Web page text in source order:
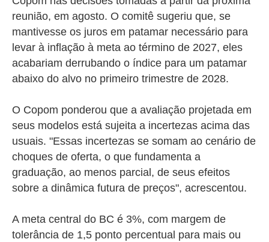
reunião, em agosto. O comitê sugeriu que, se
mantivesse os juros em patamar necessário para
levar à inflação à meta ao término de 2027, eles
acabariam derrubando o índice para um patamar
abaixo do alvo no primeiro trimestre de 2028.
O Copom ponderou que a avaliação projetada em
seus modelos está sujeita a incertezas acima das
usuais. "Essas incertezas se somam ao cenário de
choques de oferta, o que fundamenta a
graduação, ao menos parcial, de seus efeitos
sobre a dinâmica futura de preços", acrescentou.
A meta central do BC é 3%, com margem de
tolerância de 1,5 ponto percentual para mais ou